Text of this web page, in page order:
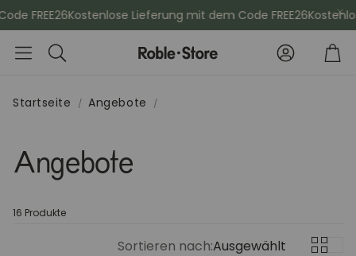
FREE26Kostenlose Lieferung mit dem Code FREE26
Suche
Konto
Kleiderschänke
Startseite Angebote
Angebote
16 Produkte
Sortieren nach:Ausgewählt